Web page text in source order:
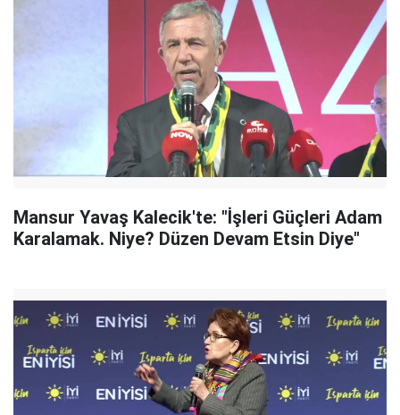
Mansur Yavaş Kalecik'te: "İşleri Güçleri Adam
Karalamak. Niye? Düzen Devam Etsin Diye"